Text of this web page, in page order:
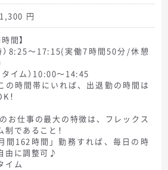
円
間】
）8:25～17:15(実働7時間50分/休憩
タイム）10:00～14:45
時間帯にいれば、出退勤の時間は
！
お仕事の最大の特徴は、フレックス
制であること！
間162時間」勤務すれば、毎日の時
由に調整可♪
イム